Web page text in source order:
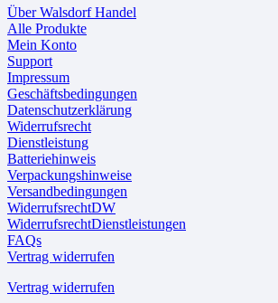
Über Walsdorf Handel
Alle Produkte
Mein Konto
Support
Impressum
Geschäftsbedingungen
Datenschutzerklärung
Widerrufsrecht
Dienstleistung
Batteriehinweis
Verpackungshinweise
Versandbedingungen
WiderrufsrechtDW
WiderrufsrechtDienstleistungen
FAQs
Vertrag widerrufen
Vertrag widerrufen